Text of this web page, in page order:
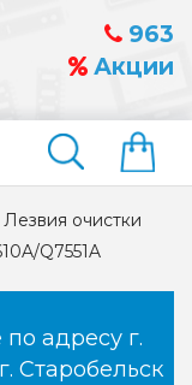
963
Акции
Найти
Лезвия очистки
Q7551A
адресу г.
Старобельск